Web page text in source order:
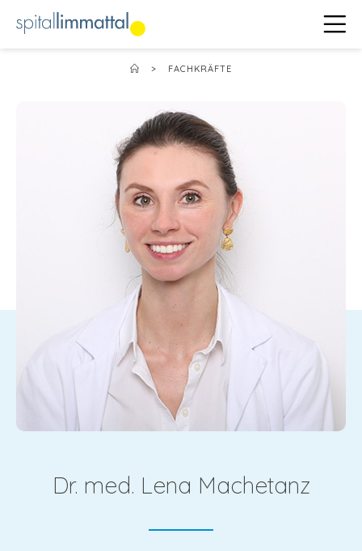
> FACHKRÄFTE
Dr. med. Lena Machetanz